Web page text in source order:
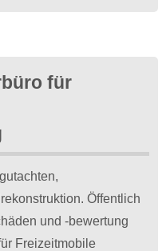
für
Öffentlich
und -bewertung
Freizeitmobile